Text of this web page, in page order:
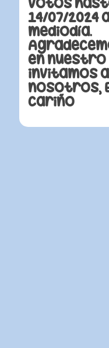
votos
14/07/2024
mediodía.
en nuestro
invitamos
nosotros,
cariño